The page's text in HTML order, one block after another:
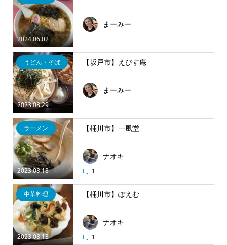
2024.06.02
まーみー
2023.08.29
うどん・そば 【坂戸市】えびす庵
まーみー
2023.08.18
ラーメン 【桶川市】一風堂
ナオキ
1
2023.08.13
中華料理 【桶川市】ぽえむ
ナオキ
1